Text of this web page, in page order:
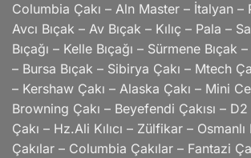
Columbia Çakı – Aln Master – İtalyan –
Avcı Bıçak – Av Bıçak – Kılıç – Pala –
Bıçağı – Kelle Bıçağı – Sürmene Bıçak
– Bursa Bıçak – Sibirya Çakı – Mtech
– Kershaw Çakı – Alaska Çakı – Mini
Browning Çakı – Beyefendi Çakısı –
Çakı – Hz.Ali Kılıcı – Zülfikar – Osmanlı
Çakılar – Columbia Çakılar – Fantazi